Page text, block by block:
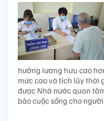
hưởng lương hưu cao
mức cao và tích lũy thời
được Nhà nước quan
bảo cuộc sống cho